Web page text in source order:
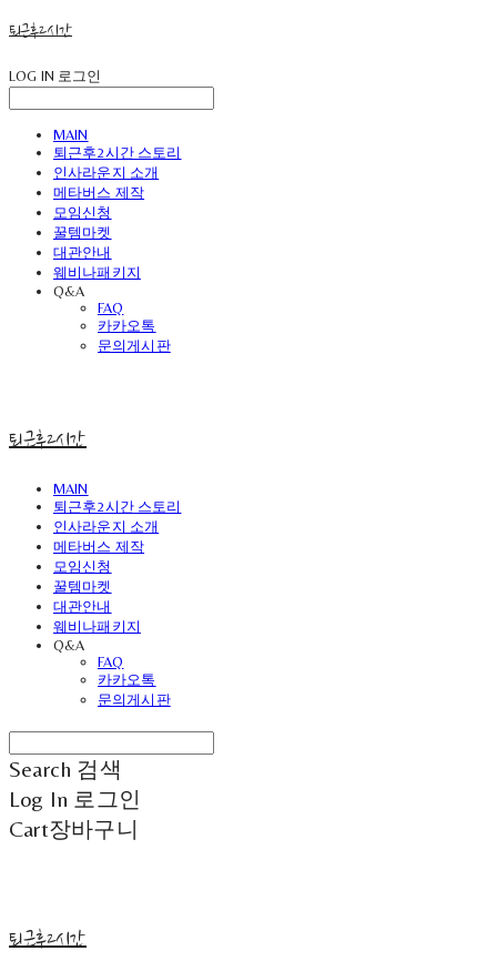
퇴근후2시간
LOG IN 로그인
MAIN
퇴근후2시간 스토리
인사라운지 소개
메타버스 제작
모임신청
꿀템마켓
대관안내
웨비나패키지
Q&A
FAQ
카카오톡
문의게시판
퇴근후2시간
MAIN
퇴근후2시간 스토리
인사라운지 소개
메타버스 제작
모임신청
꿀템마켓
대관안내
웨비나패키지
Q&A
FAQ
카카오톡
문의게시판
Search 검색
Log In 로그인
Cart장바구니
퇴근후2시간